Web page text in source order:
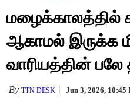
மழைக்காலத்தில்
ஆகாமல் இருக்க
வாரியத்தின் பலே
ByTTN DESK Jun 3, 2026, 10:45